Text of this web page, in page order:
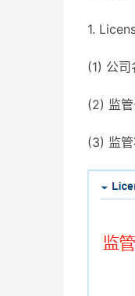
1.
(1) 公
(2) 监
(3) 监